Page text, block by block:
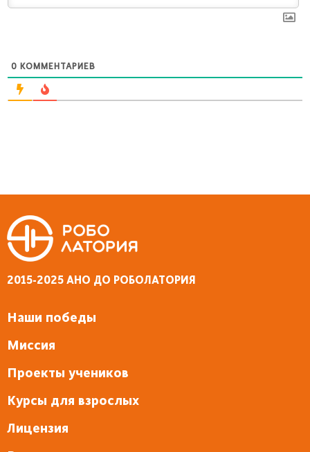
0 КОММЕНТАРИЕВ
2015-2025 АНО ДО РОБОЛАТОРИЯ
Наши победы
Миссия
Проекты учеников
Курсы для взрослых
Лицензия